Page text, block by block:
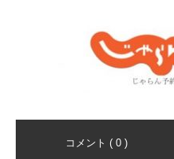
コメント ( 0 )